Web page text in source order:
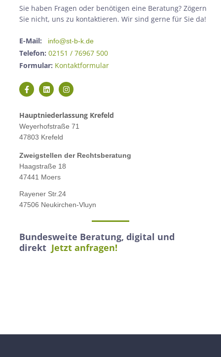
Sie haben Fragen oder benötigen eine Beratung? Zögern
Sie nicht, uns zu kontaktieren. Wir sind gerne für Sie da!
E-Mail: info@st-b-k.de
Telefon: 02151 / 76967 500
Formular: Kontaktformular
Hauptniederlassung Krefeld
Weyerhofstraße 71
47803 Krefeld
Zweigstellen der Rechtsberatung
Haagstraße 18
47441 Moers
Rayener Str.24
47506 Neukirchen-Vluyn
Bundesweite Beratung, digital und
direkt Jetzt anfragen!